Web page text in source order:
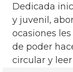
Dedicada
y juvenil,
ocasiones
de poder
circular y